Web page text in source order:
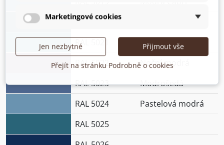
RAL 5020
RAL 5021
Vodní modrá
RAL 5022
Noční modrá
RAL 5023
Modrošedá
RAL 5024
Pastelová modrá
RAL 5025
Marketingové cookies
Jen nezbytné
Přijmout vše
Přejít na stránku Podrobně o cookies